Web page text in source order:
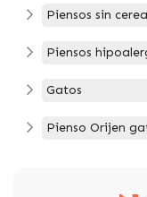
Piensos sin
Piensos
Gatos
Pienso Orijen